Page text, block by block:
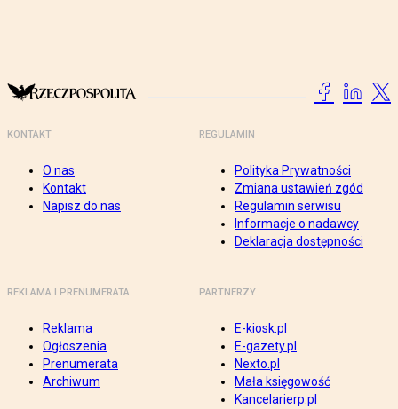
KONTAKT
O nas
Kontakt
Napisz do nas
REGULAMIN
Polityka Prywatności
Zmiana ustawień zgód
Regulamin serwisu
Informacje o nadawcy
Deklaracja dostępności
REKLAMA I PRENUMERATA
Reklama
Ogłoszenia
Prenumerata
Archiwum
PARTNERZY
E-kiosk.pl
E-gazety.pl
Nexto.pl
Mała księgowość
Kancelarierp.pl